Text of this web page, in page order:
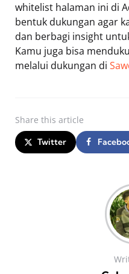
whitelist halaman ini di
bentuk dukungan agar
dan berbagi insight
Kamu juga bisa
melalui dukungan di
Share this article
Twitter